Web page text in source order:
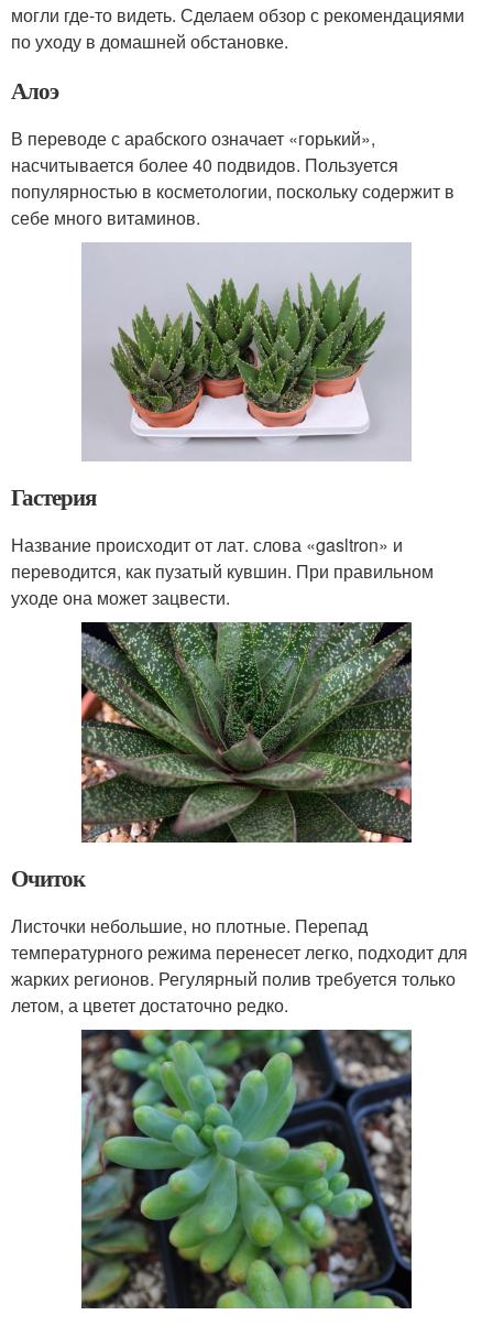
могли где-то видеть. Сделаем обзор с рекомендациями
по уходу в домашней обстановке.
Алоэ
В переводе с арабского означает «горький»,
насчитывается более 40 подвидов. Пользуется
популярностью в косметологии, поскольку содержит в
себе много витаминов.
Гастерия
Название происходит от лат. слова «gasltron» и
переводится, как пузатый кувшин. При правильном
уходе она может зацвести.
Очиток
Листочки небольшие, но плотные. Перепад
температурного режима перенесет легко, подходит для
жарких регионов. Регулярный полив требуется только
летом, а цветет достаточно редко.